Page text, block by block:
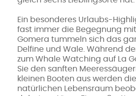
Ein besonderes Urlaubs-
fast immer die Begegnung mit
Gomera tummeln sich das
Delfine und Wale. Während
zum Whale Watching auf La
Sie den sanften
kleinen Booten aus werden
natürlichen Lebensraum